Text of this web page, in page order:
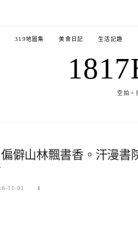
319地圖集 美食日記 生活記趣
空拍。
偏僻山林飄書香。汗漫書
11-01 1